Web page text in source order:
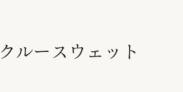
ルースウェット